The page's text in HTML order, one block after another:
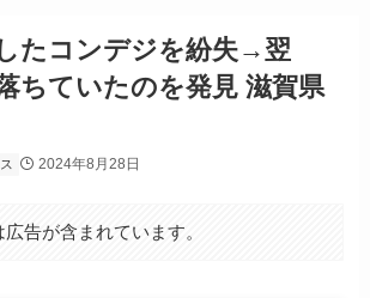
たコンデジを紛失→翌
ちていたのを発見 滋賀県
2024年8月28日
告が含まれています。